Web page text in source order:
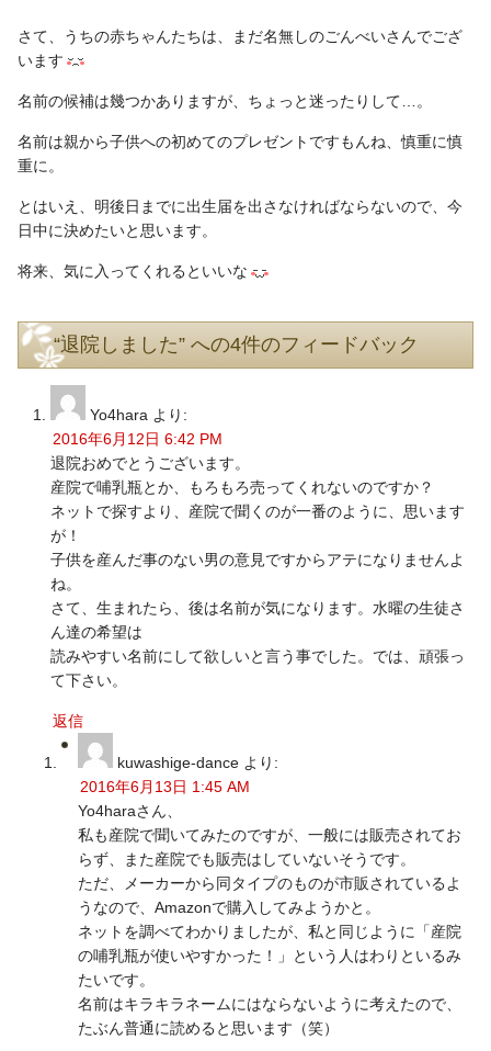
さて、うちの赤ちゃんたちは、まだ名無しのごんべいさんでござ
います
名前の候補は幾つかありますが、ちょっと迷ったりして…。
名前は親から子供への初めてのプレゼントですもんね、慎重に慎
重に。
とはいえ、明後日までに出生届を出さなければならないので、今
日中に決めたいと思います。
将来、気に入ってくれるといいな
“退院しました” への4件のフィードバック
Yo4hara より:
2016年6月12日 6:42 PM
退院おめでとうございます。
産院で哺乳瓶とか、もろもろ売ってくれないのですか？
ネットで探すより、産院で聞くのが一番のように、思います
が！
子供を産んだ事のない男の意見ですからアテになりませんよ
ね。
さて、生まれたら、後は名前が気になります。水曜の生徒さ
ん達の希望は
読みやすい名前にして欲しいと言う事でした。では、頑張っ
て下さい。
返信
kuwashige-dance より:
2016年6月13日 1:45 AM
Yo4haraさん、
私も産院で聞いてみたのですが、一般には販売されてお
らず、また産院でも販売はしていないそうです。
ただ、メーカーから同タイプのものが市販されているよ
うなので、Amazonで購入してみようかと。
ネットを調べてわかりましたが、私と同じように「産院
の哺乳瓶が使いやすかった！」という人はわりといるみ
たいです。
名前はキラキラネームにはならないように考えたので、
たぶん普通に読めると思います（笑）